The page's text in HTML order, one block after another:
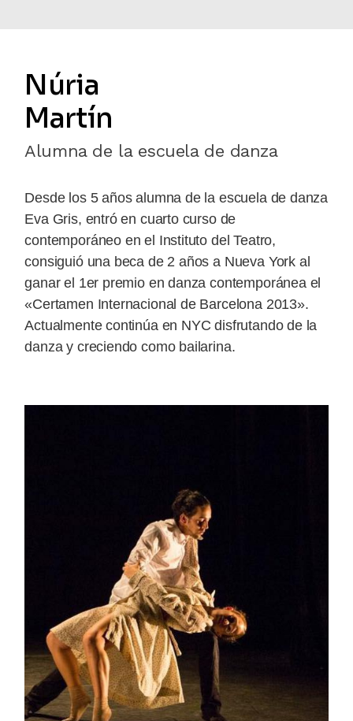
Núria
Martín
Alumna de la escuela de danza
Desde los 5 años alumna de la escuela de danza
Eva Gris, entró en cuarto curso de
contemporáneo en el Instituto del Teatro,
consiguió una beca de 2 años a Nueva York al
ganar el 1er premio en danza contemporánea el
«Certamen Internacional de Barcelona 2013».
Actualmente continúa en NYC disfrutando de la
danza y creciendo como bailarina.